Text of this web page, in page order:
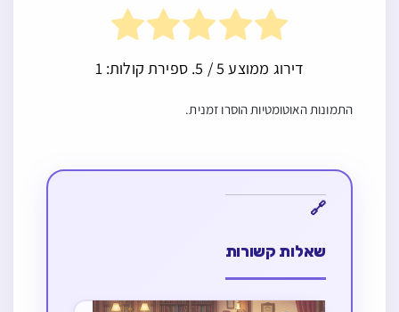
דירוג ממוצע 5/ 5. ספירת קולות: 1
התמונות האוטומטיות הוסרו זמנית.
שאלות קשורות